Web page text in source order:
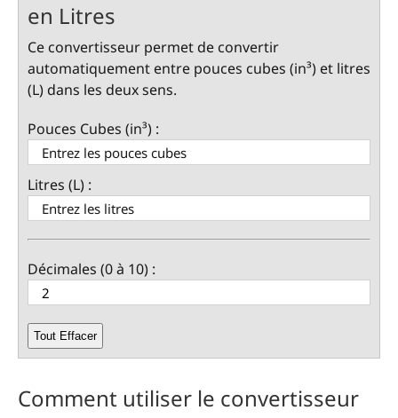
en Litres
Ce convertisseur permet de convertir
automatiquement entre pouces cubes (in³) et litres
(L) dans les deux sens.
Pouces Cubes (in³) :
Litres (L) :
Décimales (0 à 10) :
Tout Effacer
Comment utiliser le convertisseur